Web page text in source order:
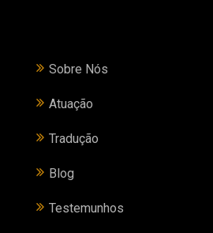
Sobre Nós
Atuação
Tradução
Blog
Testemunhos